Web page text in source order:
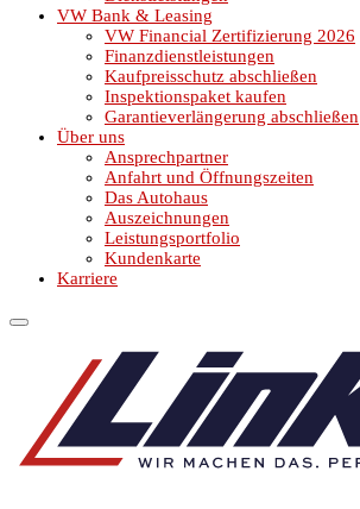
VW Bank & Leasing
VW Financial Zertifizierung 2026
Finanzdienstleistungen
Kaufpreisschutz abschließen
Inspektionspaket kaufen
Garantieverlängerung abschließen
Über uns
Ansprechpartner
Anfahrt und Öffnungszeiten
Das Autohaus
Auszeichnungen
Leistungsportfolio
Kundenkarte
Karriere